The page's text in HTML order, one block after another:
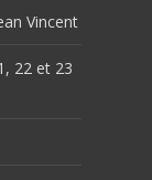
Vincent
22 et 23